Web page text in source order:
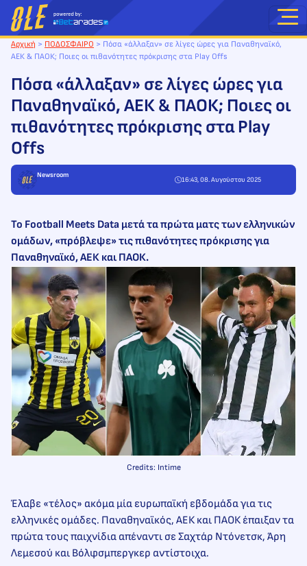
Μετάβαση
στο
περιεχόμενο
Αρχική > ΠΟΔΟΣΦΑΙΡΟ > Πόσα «άλλαξαν» σε λίγες ώρες για Παναθηναϊκό,
ΑΕΚ & ΠΑΟΚ; Ποιες οι πιθανότητες πρόκρισης στα Play Offs
Πόσα «άλλαξαν» σε λίγες ώρες για
Παναθηναϊκό, ΑΕΚ & ΠΑΟΚ; Ποιες οι
πιθανότητες πρόκρισης στα Play
Offs
Newsroom
16:43, 08. Αυγούστου 2025
Το Football Meets Data μετά τα πρώτα ματς των ελληνικών
ομάδων, «πρόβλεψε» τις πιθανότητες πρόκρισης για
Παναθηναϊκό, ΑΕΚ και ΠΑΟΚ.
Credits: Intime
Έλαβε «τέλος» ακόμα μία ευρωπαϊκή εβδομάδα για τις
ελληνικές ομάδες. Παναθηναϊκός, ΑΕΚ και ΠΑΟΚ έπαιξαν τα
πρώτα τους παιχνίδια απέναντι σε Σαχτάρ Ντόνετσκ, Άρη
Λεμεσού και Βόλφσμπεργκερ αντίστοιχα.